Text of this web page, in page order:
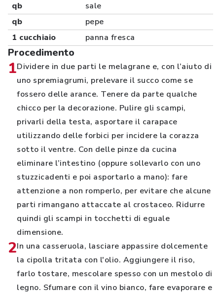
qb
sale
qb
pepe
1 cucchiaio
panna fresca
Procedimento
1Dividere in due parti le melagrane e, con l’aiuto di
uno spremiagrumi, prelevare il succo come se
fossero delle arance. Tenere da parte qualche
chicco per la decorazione. Pulire gli scampi,
privarli della testa, asportare il carapace
utilizzando delle forbici per incidere la corazza
sotto il ventre. Con delle pinze da cucina
eliminare l’intestino (oppure sollevarlo con uno
stuzzicadenti e poi asportarlo a mano): fare
attenzione a non romperlo, per evitare che alcune
parti rimangano attaccate al crostaceo. Ridurre
quindi gli scampi in tocchetti di eguale
dimensione.
2In una casseruola, lasciare appassire dolcemente
la cipolla tritata con l'olio. Aggiungere il riso,
farlo tostare, mescolare spesso con un mestolo di
legno. Sfumare con il vino bianco, fare evaporare e